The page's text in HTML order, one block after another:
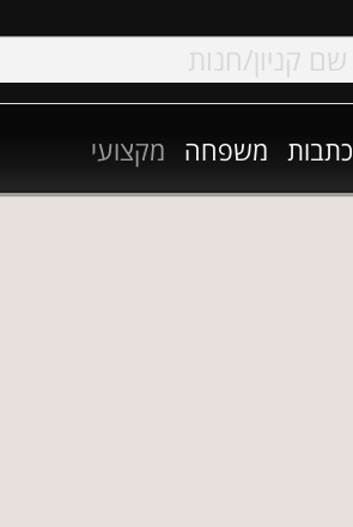
כתבות משפחה מקצועי